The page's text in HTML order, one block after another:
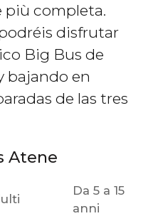
più completa.
disfrutar
Big Bus de
bajando en
de las tres
Atene
Da 5 a 15
anni